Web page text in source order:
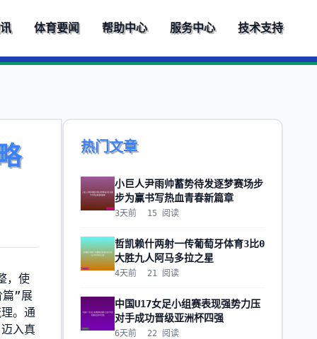
体育要闻 帮助中心 服务中心 技术支持
，使
篇”展
。通
入真
热门文章
小巨人尹雨帅蓄势待发逐梦赛场步
步为赢书写热血青春新篇章
3天前 15 阅读
哲凯赖什两射一传葡萄牙体育3比0
大胜九人阿马多拉之星
4天前 21 阅读
中国U17女足小组赛表现强势力压
对手成功晋级亚洲杯四强
6天前 22 阅读